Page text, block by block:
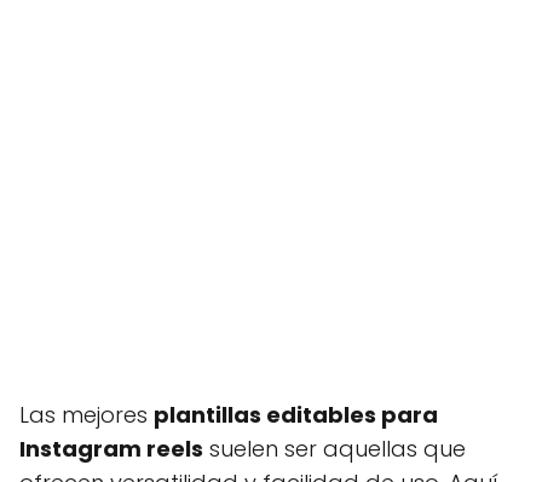
Las mejores plantillas editables para
Instagram reels suelen ser aquellas que